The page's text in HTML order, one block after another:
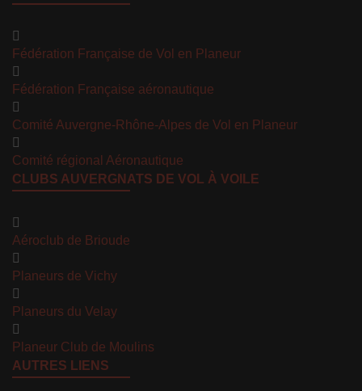
Fédération Française de Vol en Planeur
Fédération Française aéronautique
Comité Auvergne-Rhône-Alpes de Vol en Planeur
Comité régional Aéronautique
CLUBS AUVERGNATS DE VOL À VOILE
Aéroclub de Brioude
Planeurs de Vichy
Planeurs du Velay
Planeur Club de Moulins
AUTRES LIENS